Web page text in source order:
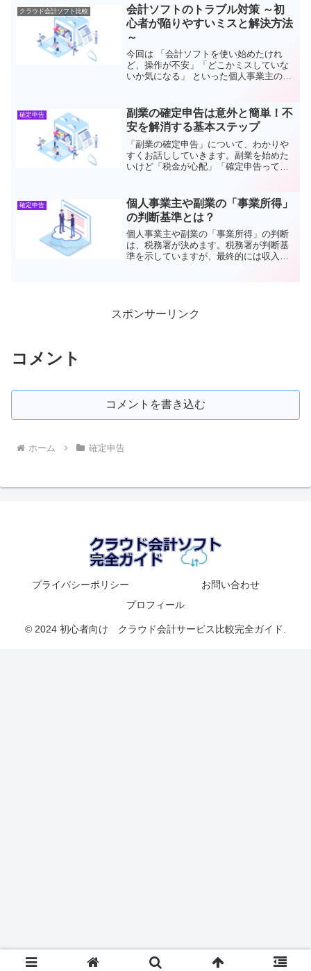
きかは事業規模や収入状況によって変わ
ります。この記事では、わ...
クラウド会計ソフト比較
会計ソフトのトラブル対策 ～初
心者が陥りやすいミスと解決方法
～
今回は 「会計ソフトを使い始めたけれ
ど、操作が不安」「どこかミスしていな
いか気になる」 といった個人事業主の
グッと軽減されますが、設定ミスや入力
ミスでトラブルが起きがち...
確定申告
副業の確定申告は意外と簡単！不
安を解消する基本ステップ
「副業の確定申告」について、わかりや
すくお話ししていきます。副業を始めた
いけど「税金が心配」「確定申告って難
ら具体的なやり方まで解説するので、こ
れを読めば安心して一歩を...
確定申告
個人事業主や副業の「事業所得」
の判断基準とは？
個人事業主や副業の「事業所得」の判断
は、税務署が決めます。税務署が判断基
準を示していますが、最終的には収入の
スポンサーリンク
コメント
コメントを書き込む
ホーム 確定申告
プライバシーポリシー
お問い合わせ
プロフィール
© 2024 初心者向け クラウド会計サービス比較完全ガイド.